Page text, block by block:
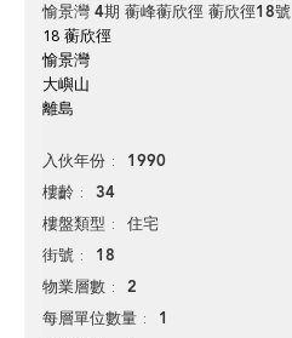
愉景灣 4期 蘅峰蘅欣徑 蘅欣徑18號
18 蘅欣徑
愉景灣
大嶼山
離島
入伙年份 1990
樓齡 34
樓盤類型 住宅
街號 18
物業層數 2
每層單位數量 1